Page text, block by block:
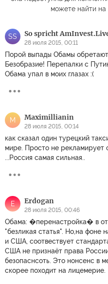
можете найти на
SS So spricht
28 июля 2015, 00:11
Порой выпады Обамы
Безобразие! Перепалки с
Обама упал в моих глазах :(
M Maximillianin
28 июля 2015, 00:14
как сказал один турецкий
мире. Просто не рекламирует
...Россия самая сильная..
E Erdogan
28 июля 2015, 00:46
Обама: �перенастройка� в
"безликая статья". Но,на
и США, соотвествует
США не признаёт права
безопаснсоть. Это нонсенс в
скорее походит на лицемерие.